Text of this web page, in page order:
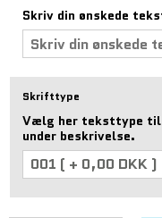
Skriv din ønskede
Skrifttype
Vælg her teksttype til
under beskrivelse.